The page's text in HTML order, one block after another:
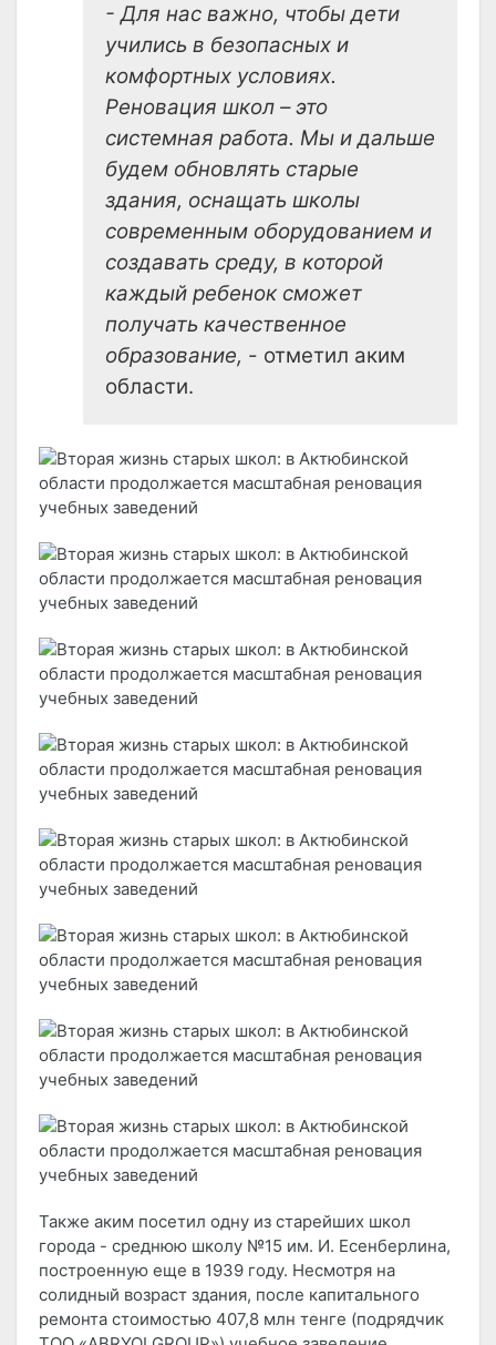
- Для нас важно, чтобы дети
учились в безопасных и
комфортных условиях.
Реновация школ – это
системная работа. Мы и дальше
будем обновлять старые
здания, оснащать школы
современным оборудованием и
создавать среду, в которой
каждый ребенок сможет
получать качественное
образование, - отметил аким
области.
Также аким посетил одну из старейших школ
города - среднюю школу №15 им. И. Есенберлина,
построенную еще в 1939 году. Несмотря на
солидный возраст здания, после капитального
ремонта стоимостью 407,8 млн тенге (подрядчик